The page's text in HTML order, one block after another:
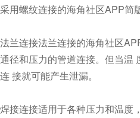
采用螺纹连接的海角社区APP简
法兰连接法兰连接的海角社区APP
通径和压力的管道连接。但当温
连 接就可能产生泄漏。
焊接连接适用于各种压力和温度